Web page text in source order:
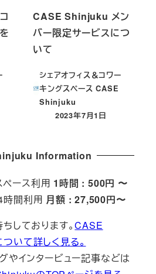
CASE Shinjuku メン
バー限定サービスにつ
いて
シェアオフィス＆コワー
キングスペース CASE
Shinjuku
投稿日
2023年7月1日
Information
ペース利用 1時間 : 500円 〜
時間利用 月額 : 27,500円〜
しております。CASE
いて詳しく見る。
やインタービュー記事などは